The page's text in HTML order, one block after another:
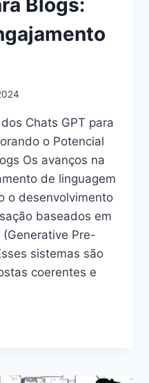
Blogs:
Chats GPT para
o Potencial
Os avanços na
de linguagem
o desenvolvimento
baseados em
(Generative Pre-
sistemas são
coerentes e